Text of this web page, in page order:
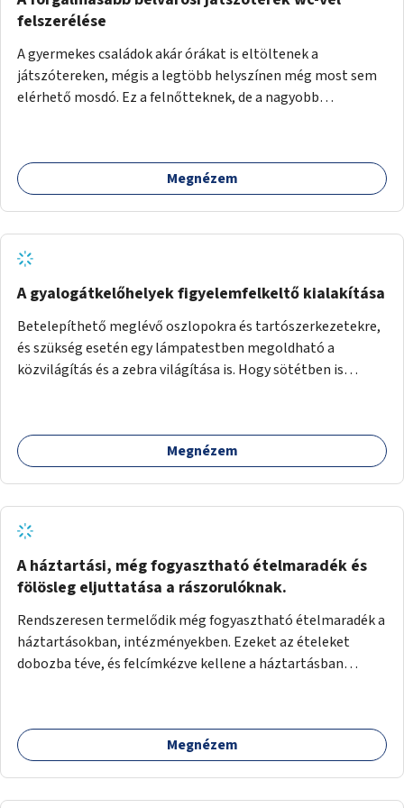
felszerélése
A gyermekes családok akár órákat is eltöltenek a
játszótereken, mégis a legtöbb helyszínen még most sem
elérhető mosdó. Ez a felnőtteknek, de a nagyobb
Megnézem
A gyalogátkelőhelyek figyelemfelkeltő kialakítása
Betelepíthető meglévő oszlopokra és tartószerkezetekre,
és szükség esetén egy lámpatestben megoldható a
közvilágítás és a zebra világítása is. Hogy sötétben is
Megnézem
A háztartási, még fogyasztható ételmaradék és
fölösleg eljuttatása a rászorulóknak.
Rendszeresen termelődik még fogyasztható ételmaradék a
háztartásokban, intézményekben. Ezeket az ételeket
dobozba téve, és felcímkézve kellene a háztartásban
kihelyezés pontos ideje. (A szekrények belső elrendezését,
rekeszeit, beosztását nem tudom, hogy itt kell-e leírni.)
Megnézem